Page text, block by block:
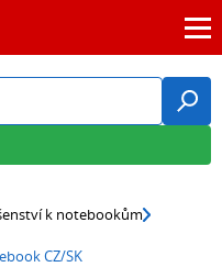
k notebookům
CZ/SK